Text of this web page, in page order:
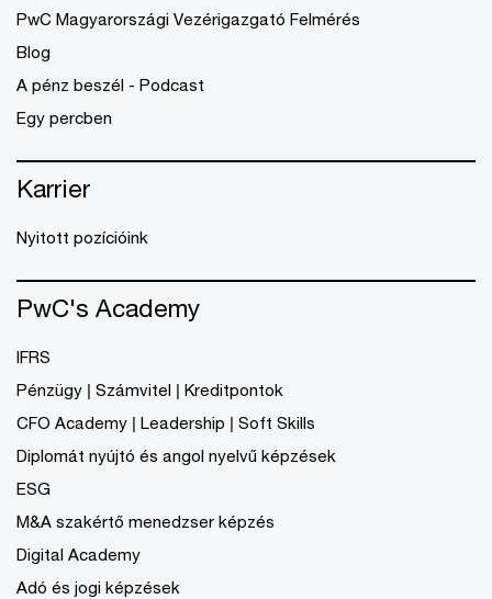
PwC Magyarországi Vezérigazgató Felmérés
Blog
A pénz beszél - Podcast
Egy percben
Karrier
Nyitott pozícióink
PwC's Academy
IFRS
Pénzügy | Számvitel | Kreditpontok
CFO Academy | Leadership | Soft Skills
Diplomát nyújtó és angol nyelvű képzések
ESG
M&A szakértő menedzser képzés
Digital Academy
Adó és jogi képzések